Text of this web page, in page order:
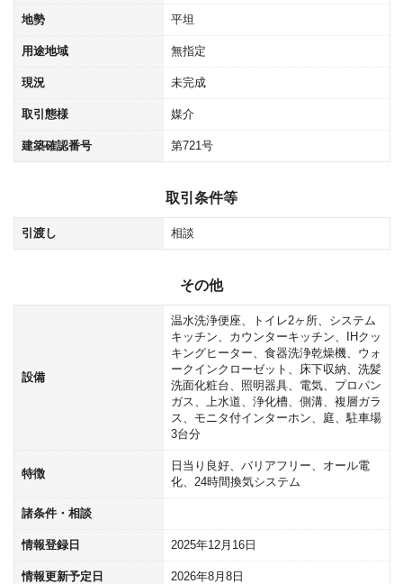
地勢 平坦
用途地域 無指定
現況 未完成
取引態様 媒介
建築確認番号 第721号
取引条件等
引渡し 相談
その他
設備
温水洗浄便座、トイレ2ヶ所、システム
キッチン、カウンターキッチン、IHクッ
キングヒーター、食器洗浄乾燥機、ウォ
ークインクローゼット、床下収納、洗髪
洗面化粧台、照明器具、電気、プロパン
ガス、上水道、浄化槽、側溝、複層ガラ
ス、モニタ付インターホン、庭、駐車場
3台分
特徴
日当り良好、バリアフリー、オール電
化、24時間換気システム
諸条件・相談
情報登録日 2025年12月16日
情報更新予定日 2026年8月8日